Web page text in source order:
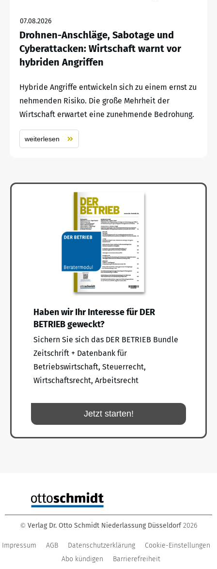
07.08.2026
Drohnen-Anschläge, Sabotage und
Cyberattacken: Wirtschaft warnt vor
hybriden Angriffen
Hybride Angriffe entwickeln sich zu einem ernst zu
nehmenden Risiko. Die große Mehrheit der
Wirtschaft erwartet eine zunehmende Bedrohung.
weiterlesen
Haben wir Ihr Interesse für DER
BETRIEB geweckt?
Sichern Sie sich das DER BETRIEB Bundle
Zeitschrift + Datenbank für
Betriebswirtschaft, Steuerrecht,
Wirtschaftsrecht, Arbeitsrecht
Jetzt starten!
© Verlag Dr. Otto Schmidt Niederlassung Düsseldorf 2026
Impressum AGB Datenschutzerklärung
Cookie-Einstellungen
Abo kündigen
Barrierefreiheit